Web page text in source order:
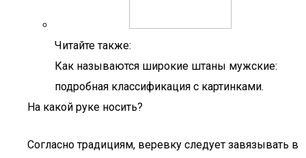
Читайте также:
Как называются широкие штаны мужские:
подробная классификация с картинками.
На какой руке носить?
Согласно традициям, веревку следует завязывать в